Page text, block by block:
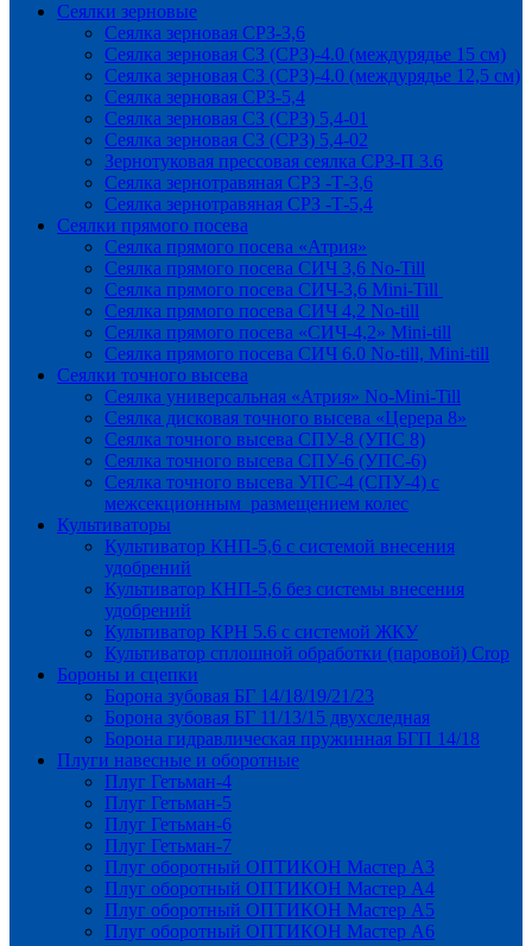
Сеялки зерновые
Сеялка зерновая СРЗ-3,6
Сеялка зерновая СЗ (СРЗ)-4.0 (междурядье 15 см)
Сеялка зерновая СЗ (СРЗ)-4.0 (междурядье 12,5 см)
Сеялка зерновая СРЗ-5,4
Сеялка зерновая СЗ (СРЗ) 5,4-01
Сеялка зерновая СЗ (СРЗ) 5,4-02
Зернотуковая прессовая сеялка СРЗ-П 3.6
Сеялка зернотравяная СРЗ -Т-3,6
Сеялка зернотравяная СРЗ -Т-5,4
Сеялки прямого посева
Сеялка прямого посева «Атрия»
Сеялка прямого посева СИЧ 3,6 No-Till
Сеялка прямого посева СИЧ-3,6 Mini-Till
Сеялка прямого посева СИЧ 4,2 No-till
Сеялка прямого посева «СИЧ-4,2» Mini-till
Сеялка прямого посева СИЧ 6.0 No-till, Mini-till
Сеялки точного высева
Сеялка универсальная «Атрия» No-Mini-Till
Сеялка дисковая точного высева «Церера 8»
Сеялка точного высева СПУ-8 (УПС 8)
Сеялка точного высева СПУ-6 (УПС-6)
Сеялка точного высева УПС-4 (СПУ-4) с
межсекционным размещением колес
Культиваторы
Культиватор КНП-5,6 с системой внесения
удобрений
Культиватор КНП-5,6 без системы внесения
удобрений
Культиватор КРН 5.6 с системой ЖКУ
Культиватор сплошной обработки (паровой) Crop
Бороны и сцепки
Борона зубовая БГ 14/18/19/21/23
Борона зубовая БГ 11/13/15 двухследная
Борона гидравлическая пружинная БГП 14/18
Плуги навесные и оборотные
Плуг Гетьман-4
Плуг Гетьман-5
Плуг Гетьман-6
Плуг Гетьман-7
Плуг оборотный ОПТИКОН Мастер А3
Плуг оборотный ОПТИКОН Мастер А4
Плуг оборотный ОПТИКОН Мастер А5
Плуг оборотный ОПТИКОН Мастер А6